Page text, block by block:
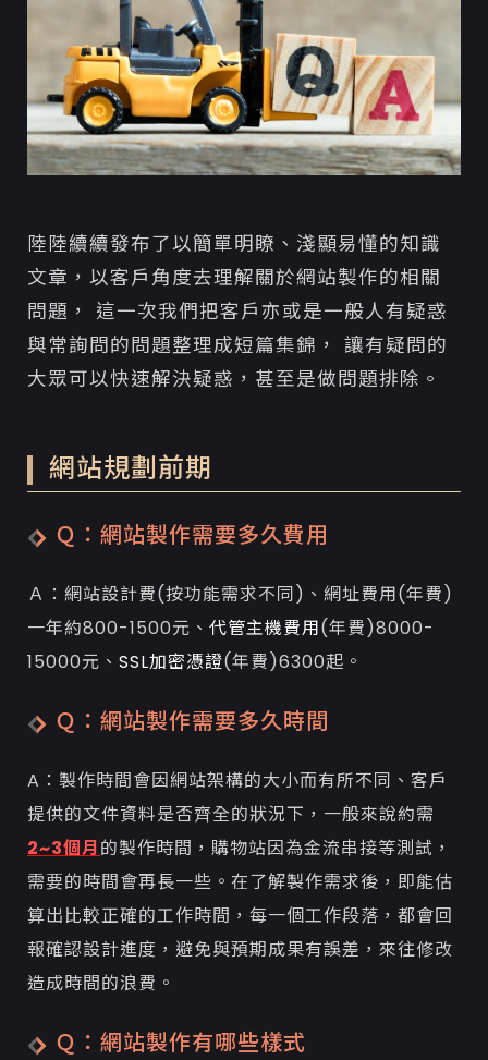
Q２：如何清除網頁快取？
Q３：為什麼Word 的文字與表格，貼在網站編
輯器上會格式跑掉？
陸陸續續發布了以簡單明瞭、淺顯易懂的知識
文章，以客戶角度去理解關於網站製作的相關
問題， 這一次我們把客戶亦或是一般人有疑惑
與常詢問的問題整理成短篇集錦， 讓有疑問的
大眾可以快速解決疑惑，甚至是做問題排除。
網站規劃前期
Ｑ：網站製作需要多久費用
Ａ：網站設計費(按功能需求不同)、網址費用(年費)
一年約800-1500元、 代管主機費用(年費)8000-
15000元、 SSL加密憑證(年費)6300起。
Ｑ：網站製作需要多久時間
A：製作時間會因網站架構的大小而有所不同、客戶
提供的文件資料是否齊全的狀況下，一般來說約需
2~3個月的製作時間，購物站因為金流串接等測試，
需要的時間會再長一些。在了解製作需求後，即能估
算出比較正確的工作時間，每一個工作段落，都會回
報確認設計進度，避免與預期成果有誤差，來往修改
造成時間的浪費。
Ｑ：網站製作有哪些樣式